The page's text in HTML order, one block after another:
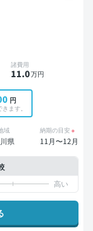
諸費用
11.0万円
円
ます。
域
県
納期の目安 ※
11月〜12月